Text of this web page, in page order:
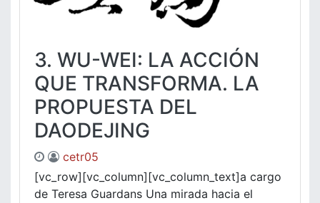
3. WU-WEI: LA ACCIÓN
QUE TRANSFORMA. LA
PROPUESTA DEL
DAODEJING
cetr05
[vc_row][vc_column][vc_column_text]a cargo
de Teresa Guardans Una mirada hacia el